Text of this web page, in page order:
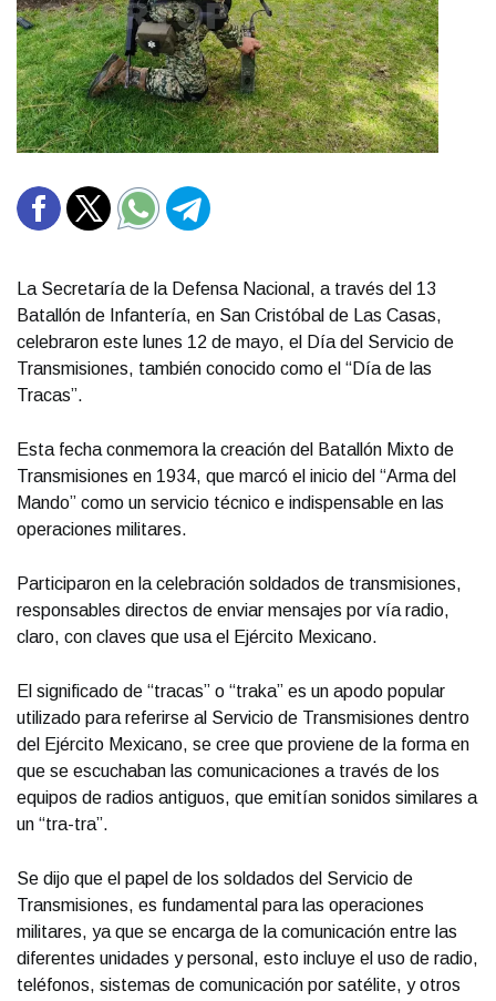
La Secretaría de la Defensa Nacional, a través del 13
Batallón de Infantería, en San Cristóbal de Las Casas,
celebraron este lunes 12 de mayo, el Día del Servicio de
Transmisiones, también conocido como el “Día de las
Tracas”.
Esta fecha conmemora la creación del Batallón Mixto de
Transmisiones en 1934, que marcó el inicio del “Arma del
Mando” como un servicio técnico e indispensable en las
operaciones militares.
Participaron en la celebración soldados de transmisiones,
responsables directos de enviar mensajes por vía radio,
claro, con claves que usa el Ejército Mexicano.
El significado de “tracas” o “traka” es un apodo popular
utilizado para referirse al Servicio de Transmisiones dentro
del Ejército Mexicano, se cree que proviene de la forma en
que se escuchaban las comunicaciones a través de los
equipos de radios antiguos, que emitían sonidos similares a
un “tra-tra”.
Se dijo que el papel de los soldados del Servicio de
Transmisiones, es fundamental para las operaciones
militares, ya que se encarga de la comunicación entre las
diferentes unidades y personal, esto incluye el uso de radio,
teléfonos, sistemas de comunicación por satélite, y otros